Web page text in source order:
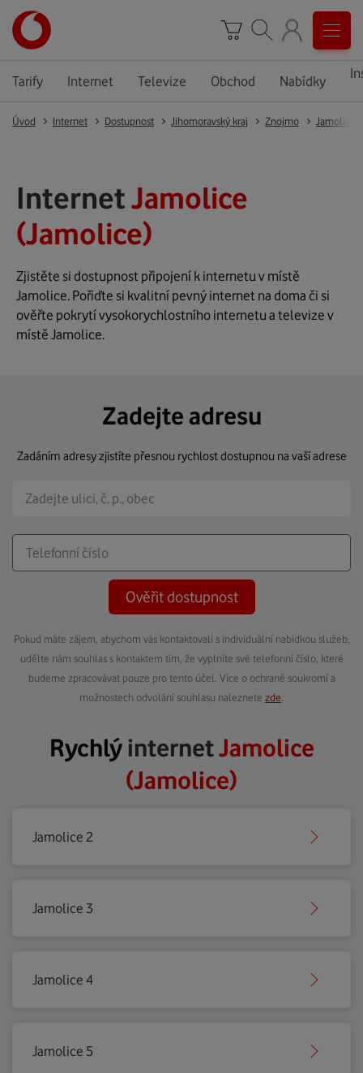
Tarify Internet Televize Obchod Nabídky
Úvod Internet Dostupnost Jihomoravský kraj Znojmo Jamolice
InternetJamolice
(Jamolice)
Zjistěte si dostupnost připojení k internetu v místě
Jamolice. Pořiďte si kvalitní pevný internet na doma či si
ověřte pokrytí vysokorychlostního internetu a televize v
místě Jamolice.
Zadejte adresu
Zadáním adresy zjistíte přesnou rychlost dostupnou na vaší adrese
Ověřit dostupnost
Pokud máte zájem, abychom vás kontaktovali s individuální nabídkou služeb,
udělte nám souhlas s kontaktem tím, že vyplníte své telefonní číslo, které
budeme zpracovávat pouze pro tento účel. Více o ochraně soukromí a
možnostech odvolání souhlasu naleznete zde
RychlýinternetJamolice
(Jamolice)
Jamolice 2
Jamolice 3
Jamolice 4
Jamolice 5